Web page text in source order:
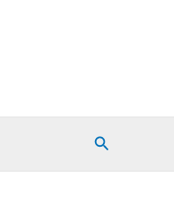
Suchen